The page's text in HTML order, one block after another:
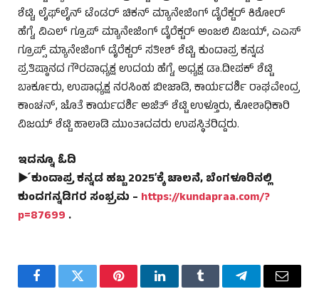
ಶೆಟ್ಟಿ, ಲೈಫ್‌ಲೈನ್ ಟೆಂಡರ್ ಚಿಕನ್ ಮ್ಯಾನೇಜಿಂಗ್ ಡೈರೆಕ್ಟರ್ ಕಿಶೋರ್
ಹೆಗ್ಡೆ, ವಿಎಲ್ ಗ್ರೂಪ್ ಮ್ಯಾನೇಜಿಂಗ್ ಡೈರೆಕ್ಟರ್ ಅಂಜಲಿ ವಿಜಯ್, ಎಎಸ್
ಗ್ರೂಪ್ಸ್ ಮ್ಯಾನೇಜಿಂಗ್ ಡೈರೆಕ್ಟರ್ ಸತೀಶ್ ಶೆಟ್ಟಿ, ಕುಂದಾಪ್ರ ಕನ್ನಡ
ಪ್ರತಿಷ್ಠಾನದ ಗೌರವಾಧ್ಯಕ್ಷ ಉದಯ ಹೆಗ್ಡೆ, ಅಧ್ಯಕ್ಷ ಡಾ.ದೀಪಕ್ ಶೆಟ್ಟಿ
ಬಾರ್ಕೂರು, ಉಪಾಧ್ಯಕ್ಷ ನರಸಿಂಹ ಬೀಜಾಡಿ, ಕಾರ್ಯದರ್ಶಿ ರಾಘವೇಂದ್ರ
ಕಾಂಚನ್, ಜೊತೆ ಕಾರ್ಯದರ್ಶಿ ಅಜಿತ್ ಶೆಟ್ಟಿ ಉಳ್ತೂರು, ಕೋಶಾಧಿಕಾರಿ
ವಿಜಯ್ ಶೆಟ್ಟಿ ಹಾಲಾಡಿ ಮುಂತಾದವರು ಉಪಸ್ಥಿತರಿದ್ದರು.
ಇದನ್ನೂ ಓದಿ
► ́ಕುಂದಾಪ್ರ ಕನ್ನಡ ಹಬ್ಬ 2025ʼಕ್ಕೆ ಚಾಲನೆ, ಬೆಂಗಳೂರಿನಲ್ಲಿ
ಕುಂದಗನ್ನಡಿಗರ ಸಂಭ್ರಮ – https://kundapraa.com/?
p=87699 .
FacebookTwitter PinterestLinkedInTumblr TelegramEmail